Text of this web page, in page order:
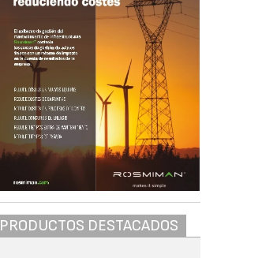
PRODUCTOS DESTACADOS